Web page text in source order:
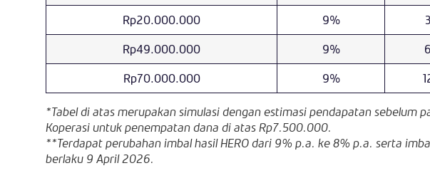
Rp20.000.000
9%
Rp49.000.000
9%
Rp70.000.000
9%
*Tabel di atas merupakan simulasi dengan estimasi pendapatan sebelum
Koperasi untuk penempatan dana di atas Rp7.500.000.
**Terdapat perubahan imbal hasil HERO dari 9% p.a. ke 8% p.a. serta
berlaku 9 April 2026.